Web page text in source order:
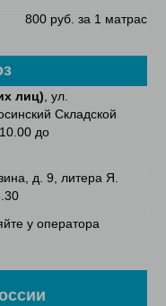
800 руб. за 1 матрас
лиц) , ул.
Складской
до
д. 9, литера Я.
у оператора